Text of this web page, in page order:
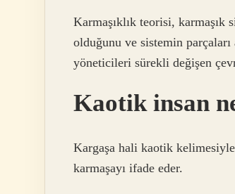
Karmaşıklık teorisi,
olduğunu ve sistemin
yöneticileri sürekli değişen
Kaotik insan
Kargaşa hali kaotik
karmaşayı ifade eder.